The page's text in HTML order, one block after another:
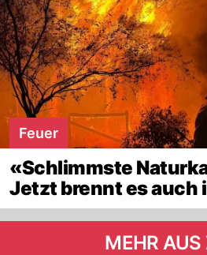
Feuer
«Schlimmste
Jetzt brennt es auch
MEHR AUS